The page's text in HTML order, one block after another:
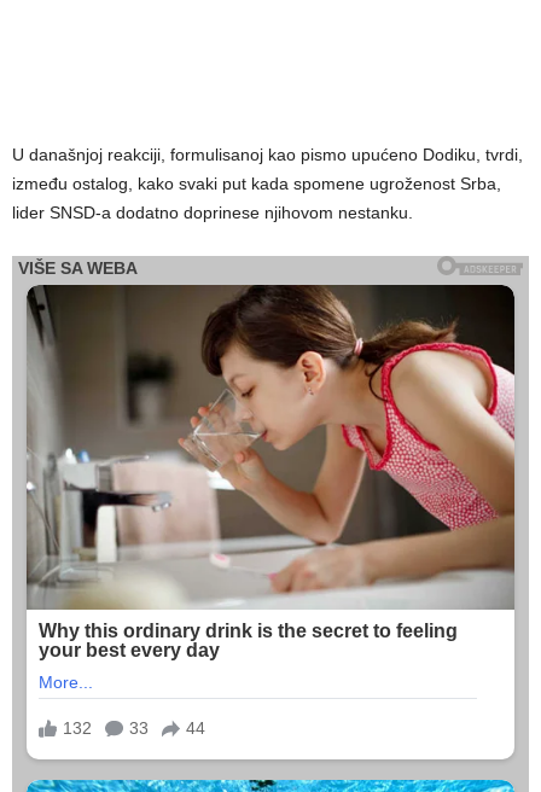
U današnjoj reakciji, formulisanoj kao pismo upućeno Dodiku, tvrdi,
između ostalog, kako svaki put kada spomene ugroženost Srba,
lider SNSD-a dodatno doprinese njihovom nestanku.